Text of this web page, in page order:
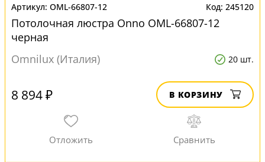
OML-66807-12 245120
Потолочная люстра Onno OML-66807-12
черная
Omnilux (Италия)
20 шт.
8 894 ₽ В КОРЗИНУ